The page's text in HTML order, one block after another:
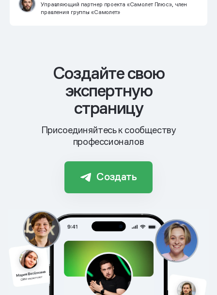
Управляющий партнер проекта «Самолет Плюс», член
правления группы «Самолет»
Cоздайте свою
экспертную
страницу
Присоединяйтесь к сообществу
профессионалов
Создать